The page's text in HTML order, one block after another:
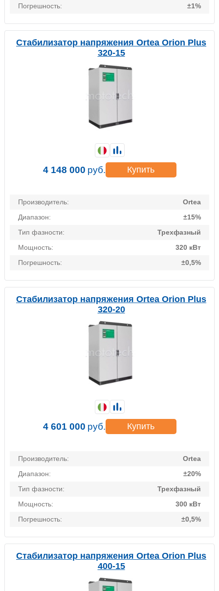
Погрешность:
±1%
Стабилизатор напряжения Ortea Orion Plus
320-15
Производитель:
Ortea
Диапазон:
±15%
Тип фазности:
Трехфазный
Мощность:
320 кВт
Погрешность:
±0,5%
4 148 000 руб. Купить
Стабилизатор напряжения Ortea Orion Plus
320-20
Производитель:
Ortea
Диапазон:
±20%
Тип фазности:
Трехфазный
Мощность:
300 кВт
Погрешность:
±0,5%
4 601 000 руб. Купить
Стабилизатор напряжения Ortea Orion Plus
400-15